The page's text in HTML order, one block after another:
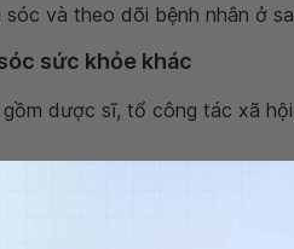
và theo dõi bệnh nhân ở
sức khỏe khác
dược sĩ, tổ công tác xã
cần điền và thông tin chi tiết
hiểm của bệnh nhân, đảm